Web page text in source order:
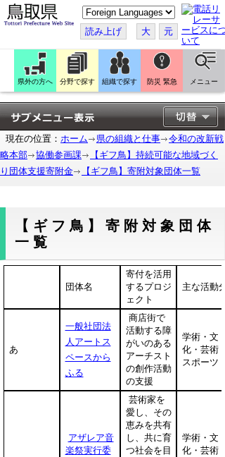
こ
の
ペ
ー
ジ
翻
訳
す
る
読み上げ 大 元
県外の方へ 分野で探す 組織で探す 防災 緊急 メニュー
現在の位置： ホーム 県の組織と仕事
令和の改新戦
略本部
協働参画課
【ギフ鳥】持続可能な地域づく
り団体支援寄附金
【ギフ鳥】寄附対象団体一覧
【ギフ鳥】寄附対象団体
一覧
団体名
寄付を活用
するプロジ
ェクト
主な活動分
あ
一般社団法
人アートス
ペースから
ふる
商店街で
活動する障
がいのある
アーチスト
の創作活動
の支援
学術・文
化・芸術・
スポーツ
アザレア音
楽祭実行委
芸術家を
愛し、その
恵みを共有
し、共に育
つ社会を目
学術・文
化・芸術・